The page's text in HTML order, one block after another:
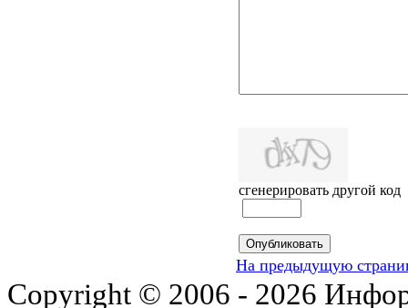
сгенерировать другой код
На предыдущую
Copyright © 2006 - 2026